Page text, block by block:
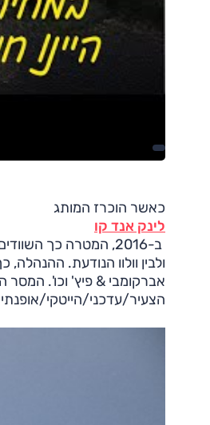
כאשר הוכרז המותג
לינק אנד קו
ב-2016, המטרה כך
ולבין וולוו הנודעת.
אברקומבי & פיץ' וכו'. המסר
הצעיר/עדכני/הייטקי/אופנתי